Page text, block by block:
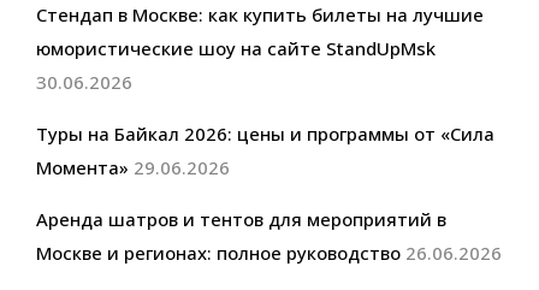
Стендап в Москве: как купить билеты на лучшие
юмористические шоу на сайте StandUpMsk
30.06.2026
Туры на Байкал 2026: цены и программы от «Сила
Момента» 29.06.2026
Аренда шатров и тентов для мероприятий в
Москве и регионах: полное руководство 26.06.2026